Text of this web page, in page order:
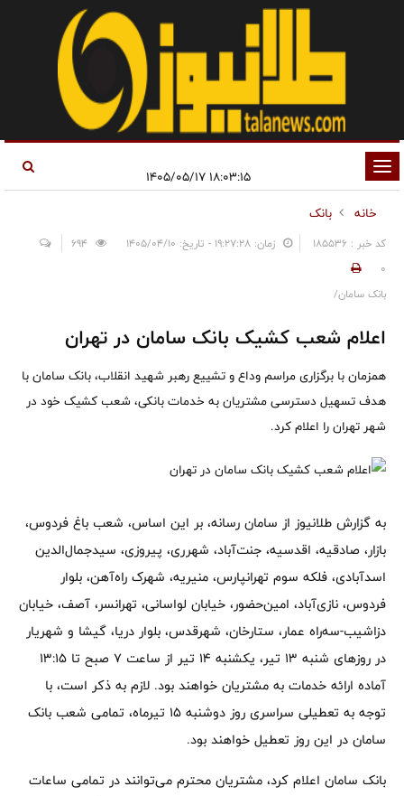
تغییر
وضعیت
ناوبری
۱۸:۰۳:۱۵ ۱۴۰۵/۰۵/۱۷
خانه
بانک
کد خبر : 185536 زمان: ۱۹:۲۷:۲۸ - تاریخ: ۱۴۰۵/۰۴/۱۰
0
بانک سامان/
اعلام شعب کشیک بانک سامان در تهران
همزمان با برگزاری مراسم وداع و تشییع رهبر شهید انقلاب، بانک سامان با
هدف تسهیل دسترسی مشتریان به خدمات بانکی، شعب کشیک خود در
شهر تهران را اعلام کرد.
به گزارش طلانیوز از سامان رسانه، بر این اساس، شعب باغ فردوس،
بازار، صادقیه، اقدسیه، جنت‌آباد، شهرری، پیروزی، سیدجمال‌الدین
اسدآبادی، فلکه سوم تهرانپارس، منیریه، شهرک راه‌آهن، بلوار
فردوس، نازی‌آباد، امین‌حضور، خیابان لواسانی، تهرانسر، آصف، خیابان
دزاشیب-سه‌راه عمار، ستارخان، شهرقدس، بلوار دریا، گیشا و شهریار
در روزهای شنبه 13 تیر، یکشنبه 14 تیر از ساعت 7 صبح تا 13:15
آماده ارائه خدمات به مشتریان خواهند بود. لازم به ذکر است، با
توجه به تعطیلی سراسری روز دوشنبه 15 تیرماه، تمامی شعب بانک
سامان در این روز تعطیل خواهند بود.
بانک سامان اعلام کرد، مشتریان محترم می‌توانند در تمامی ساعات